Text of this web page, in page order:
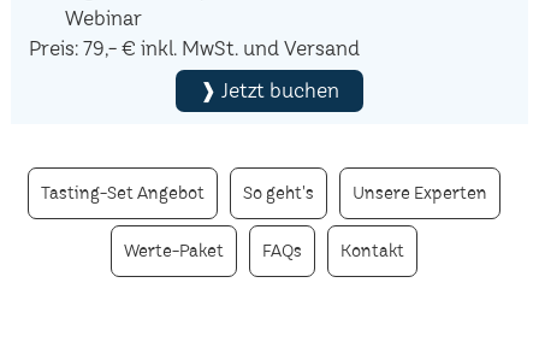
Webinar
Preis: 79,- € inkl. MwSt. und Versand
❱ Jetzt buchen
Tasting-Set Angebot So geht's Unsere Experten
Werte-Paket FAQs Kontakt